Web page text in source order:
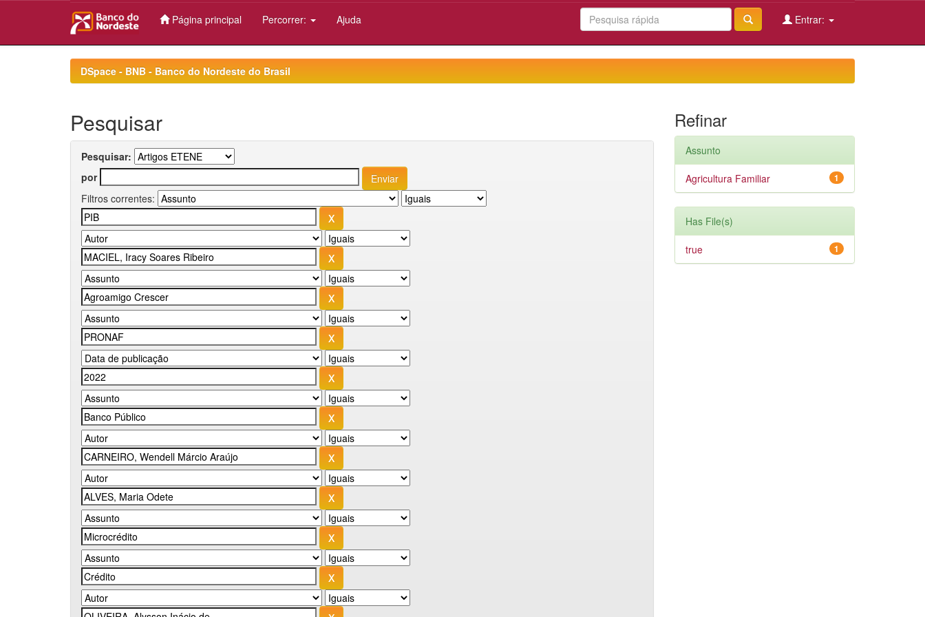
Página principal Percorrer: Ajuda Entrar:
DSpace - BNB - Banco do Nordeste do Brasil
Pesquisar
Pesquisar:
por
Filtros correntes:
Refinar
Assunto
1
Agricultura Familiar
Has File(s)
1
true